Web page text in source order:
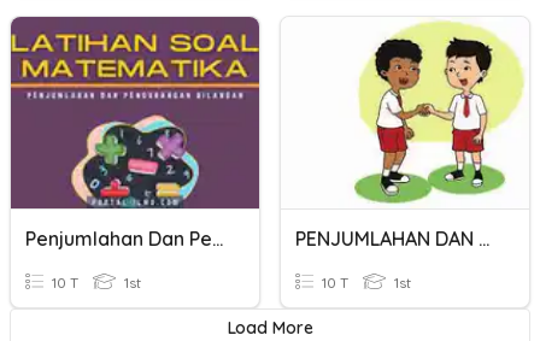
Penjumlahan Dan Pengurangan
10 T 1st
PENJUMLAHAN DAN PENGURANGAN
10 T 1st
Load More